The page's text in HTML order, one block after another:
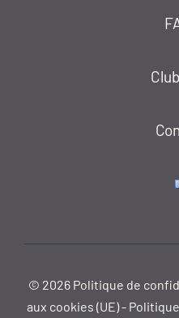
© 2026 Politique de
aux cookies (UE)-